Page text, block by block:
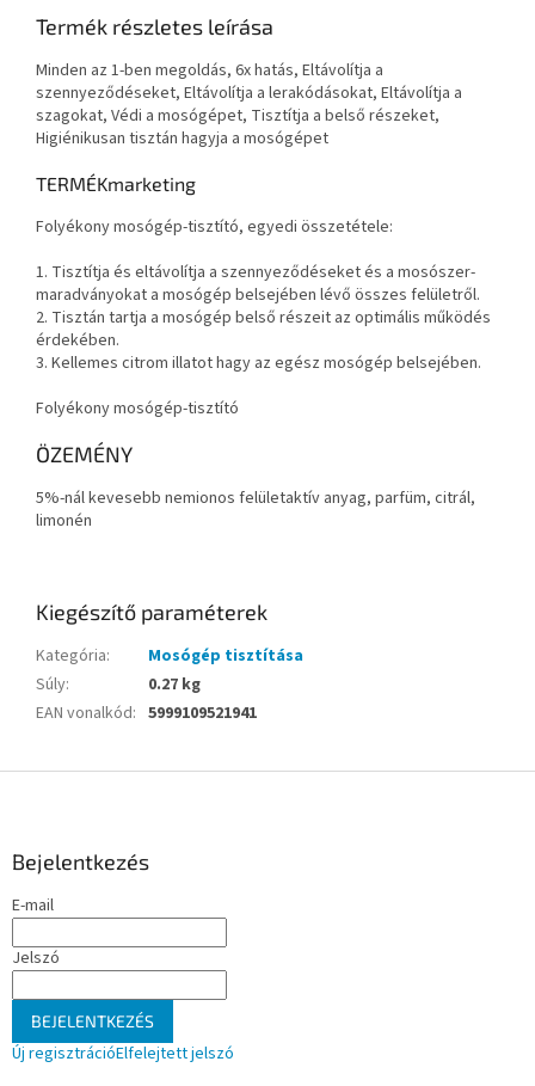
Termék részletes leírása
Minden az 1-ben megoldás, 6x hatás, Eltávolítja a
szennyeződéseket, Eltávolítja a lerakódásokat, Eltávolítja a
szagokat, Védi a mosógépet, Tisztítja a belső részeket,
Higiénikusan tisztán hagyja a mosógépet
TERMÉKmarketing
Folyékony mosógép-tisztító, egyedi összetétele:
1. Tisztítja és eltávolítja a szennyeződéseket és a mosószer-
maradványokat a mosógép belsejében lévő összes felületről.
2. Tisztán tartja a mosógép belső részeit az optimális működés
érdekében.
3. Kellemes citrom illatot hagy az egész mosógép belsejében.
Folyékony mosógép-tisztító
ÖZEMÉNY
5%-nál kevesebb nemionos felületaktív anyag, parfüm, citrál,
limonén
Kiegészítő paraméterek
Kategória:
Mosógép tisztítása
Súly:
0.27 kg
EAN vonalkód: 5999109521941
Bejelentkezés
E-mail
Jelszó
BEJELENTKEZÉS
Új regisztrációElfelejtett jelszó